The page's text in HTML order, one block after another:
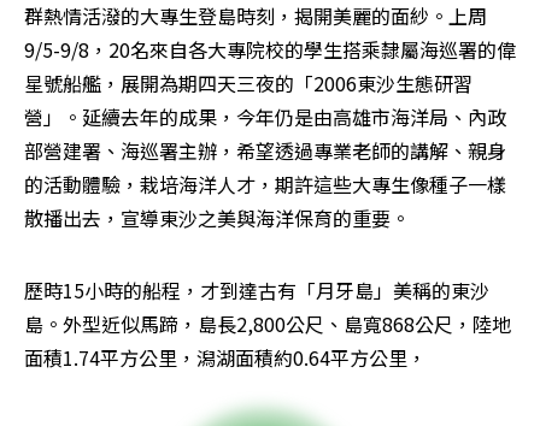
群熱情活潑的大專生登島時刻，揭開美麗的面紗。上周
9/5-9/8，20名來自各大專院校的學生搭乘隸屬海巡署的偉
星號船艦，展開為期四天三夜的「2006東沙生態研習
營」。延續去年的成果，今年仍是由高雄市海洋局、內政
部營建署、海巡署主辦，希望透過專業老師的講解、親身
的活動體驗，栽培海洋人才，期許這些大專生像種子一樣
散播出去，宣導東沙之美與海洋保育的重要。
歷時15小時的船程，才到達古有「月牙島」美稱的東沙
島。外型近似馬蹄，島長2,800公尺、島寬868公尺，陸地
面積1.74平方公里，潟湖面積約0.64平方公里，